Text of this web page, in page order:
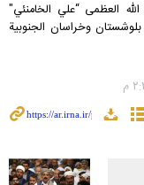
الله العظمی “علي الخامنئي"
وخراسان الجنوبية